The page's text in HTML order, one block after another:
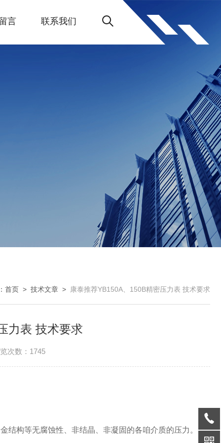
言 联系我们
首页 > 技术文章 > 康泰推荐YB150A、150B精密压力表 技术要求
力表 技术要求
次数：1745
构等无腐蚀性、非结晶、非凝固的各咱介质的压力。